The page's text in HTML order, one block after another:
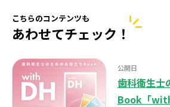
こちらのコンテンツも
あわせてチェック！
公開日
歯科衛生士
Book「